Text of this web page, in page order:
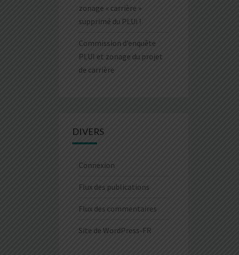
zonage « carrière »
supprimé du PLUi !
Commission d’enquête
PLUI et zonage du projet
de carrière
DIVERS
Connexion
Flux des publications
Flux des commentaires
Site de WordPress-FR